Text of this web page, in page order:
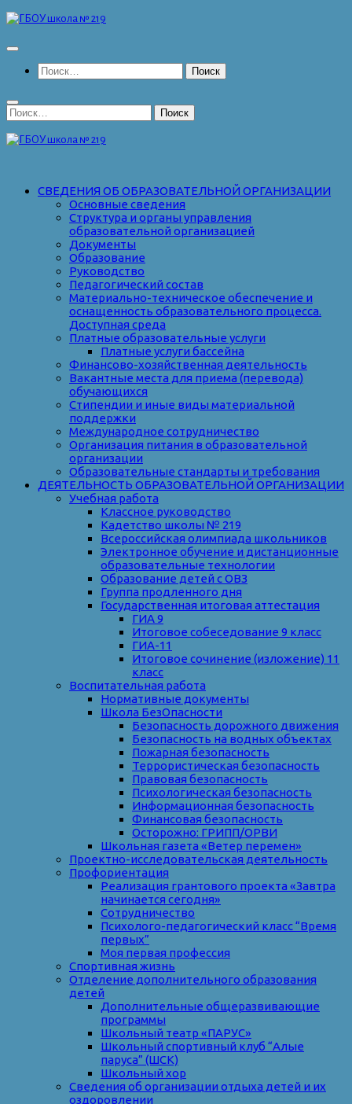
Перейти
содержимому
Найти:
Найти:
СВЕДЕНИЯ ОБ ОБРАЗОВАТЕЛЬНОЙ ОРГАНИЗАЦИИ
Основные сведения
Структура и органы управления
образовательной организацией
Документы
Образование
Руководство
Педагогический состав
Материально-техническое обеспечение и
оснащенность образовательного процесса.
Доступная среда
Платные образовательные услуги
Платные услуги бассейна
Финансово-хозяйственная деятельность
Вакантные места для приема (перевода)
обучающихся
Стипендии и иные виды материальной
поддержки
Международное сотрудничество
Организация питания в образовательной
организации
Образовательные стандарты и требования
ДЕЯТЕЛЬНОСТЬ ОБРАЗОВАТЕЛЬНОЙ ОРГАНИЗАЦИИ
Учебная работа
Классное руководство
Кадетство школы № 219
Всероссийская олимпиада школьников
Электронное обучение и дистанционные
образовательные технологии
Образование детей с ОВЗ
Группа продленного дня
Государственная итоговая аттестация
ГИА 9
Итоговое собеседование 9 класс
ГИА-11
Итоговое сочинение (изложение) 11
класс
Воспитательная работа
Нормативные документы
Школа БезОпасности
Безопасность дорожного движения
Безопасность на водных объектах
Пожарная безопасность
Террористическая безопасность
Правовая безопасность
Психологическая безопасность
Информационная безопасность
Финансовая безопасность
Осторожно: ГРИПП/ОРВИ
Школьная газета «Ветер перемен»
Проектно-исследовательская деятельность
Профориентация
Реализация грантового проекта «Завтра
начинается сегодня»
Сотрудничество
Психолого-педагогический класс “Время
первых”
Моя первая профессия
Спортивная жизнь
Отделение дополнительного образования
детей
Дополнительные общеразвивающие
программы
Школьный театр «ПАРУС»
Школьный спортивный клуб “Алые
паруса” (ШСК)
Школьный хор
Сведения об организации отдыха детей и их
оздоровлении